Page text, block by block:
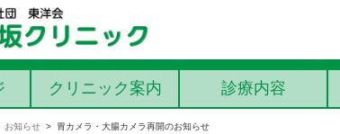
クリニック案内 診療内容
お知らせ > 胃カメラ・大腸カメラ再開のお知らせ